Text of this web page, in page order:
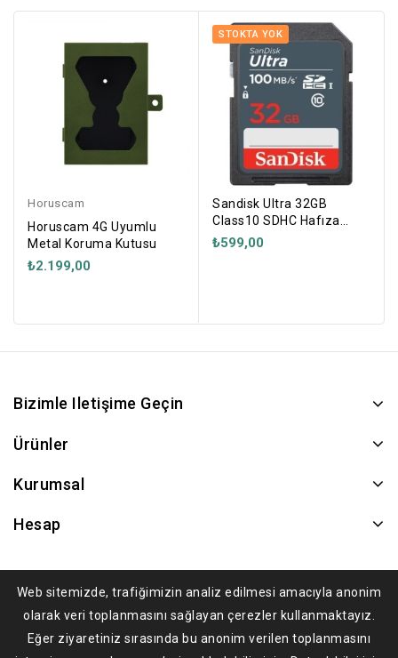
Horuscam
Horuscam 4G Uyumlu
Metal Koruma Kutusu
₺2.199,00
STOKTA YOK
Sandisk Ultra 32GB
Class10 SDHC Hafıza
Kartı
₺599,00
Bizimle Iletişime Geçin
Ürünler
Kurumsal
Hesap
Web sitemizde, trafiğimizin analiz edilmesi amacıyla anonim
olarak veri toplanmasını sağlayan çerezler kullanmaktayız.
Eğer ziyaretiniz sırasında bu anonim verilen toplanmasını
© 2026 fotokapan.com.tr - Tüm Hakları Saklıdır. ASEKOD